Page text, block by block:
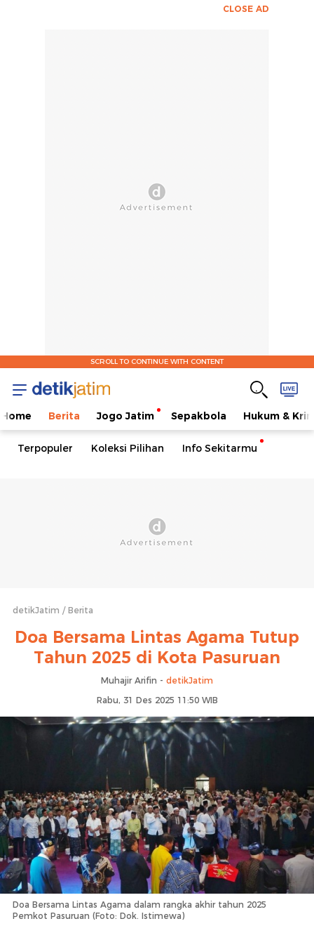
CLOSE AD
SCROLL TO CONTINUE WITH CONTENT
Home Berita Jogo Jatim Sepakbola Hukum &
Terpopuler Koleksi Pilihan Info Sekitarmu
detikJatim Berita
Doa Bersama Lintas Agama Tutup
Tahun 2025 di Kota Pasuruan
Muhajir Arifin - detikJatim
Rabu, 31 Des 2025 11:50 WIB
Doa Bersama Lintas Agama dalam rangka akhir tahun 2025
Pemkot Pasuruan (Foto: Dok. Istimewa)